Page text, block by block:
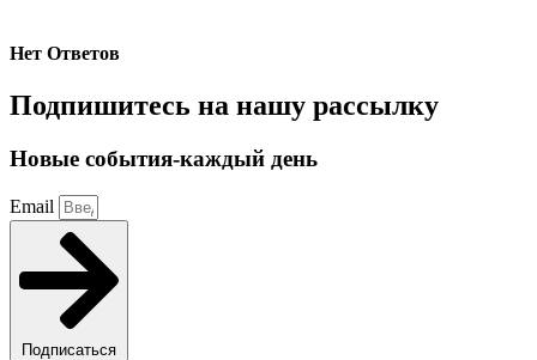
Нет Ответов
Подпишитесь на нашу рассылку
Новые события-каждый день
Email
Подписаться